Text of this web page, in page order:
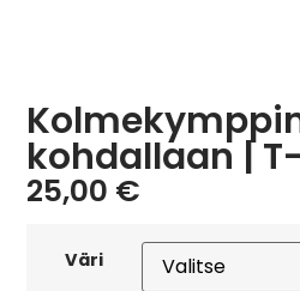
kohdallaan |
25,00 €
Väri